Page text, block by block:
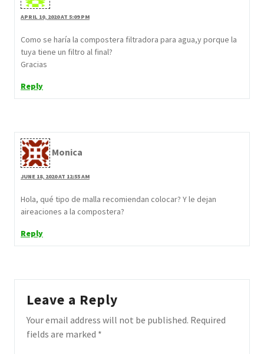
APRIL 10, 2020 AT 5:09 PM
Como se haría la compostera filtradora para agua,y porque la
tuya tiene un filtro al final?
Gracias
Reply
Monica
JUNE 18, 2020 AT 12:55 AM
Hola, qué tipo de malla recomiendan colocar? Y le dejan
aireaciones a la compostera?
Reply
Leave a Reply
Your email address will not be published. Required
fields are marked *